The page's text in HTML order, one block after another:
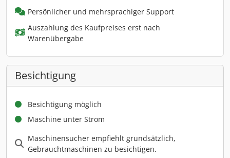
Persönlicher und mehrsprachiger Support
Auszahlung des Kaufpreises erst nach
Warenübergabe
Besichtigung
Besichtigung möglich
Maschine unter Strom
Maschinensucher empfiehlt grundsätzlich,
Gebrauchtmaschinen zu besichtigen.